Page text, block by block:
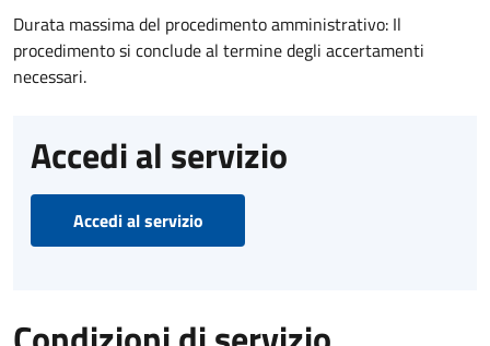
Durata massima del procedimento amministrativo: Il
procedimento si conclude al termine degli accertamenti
necessari.
Accedi al servizio
Accedi al servizio